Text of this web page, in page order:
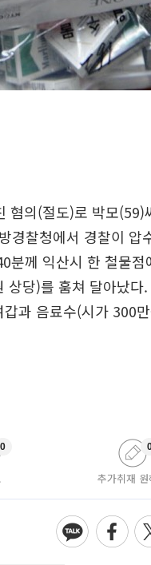
혐의(절도)로 박모(59)
경찰청에서 경찰이 압
분께 익산시 한 철물점
당)를 훔쳐 달아났다
과 음료수(시가 300
0
추가취재 원